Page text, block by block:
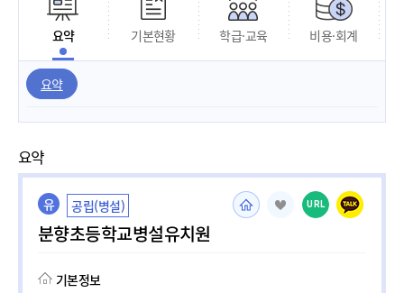
요약 기본현황 학급·교육 비용·회계
요약
요약
유 공립(병설)
분향초등학교병설유치원
URL
기본정보